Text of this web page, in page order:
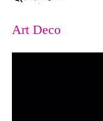
Art Deco